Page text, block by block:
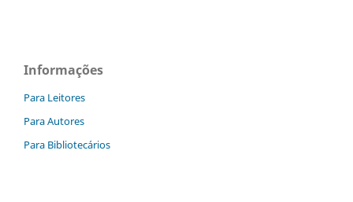
Informações
Para Leitores
Para Autores
Para Bibliotecários